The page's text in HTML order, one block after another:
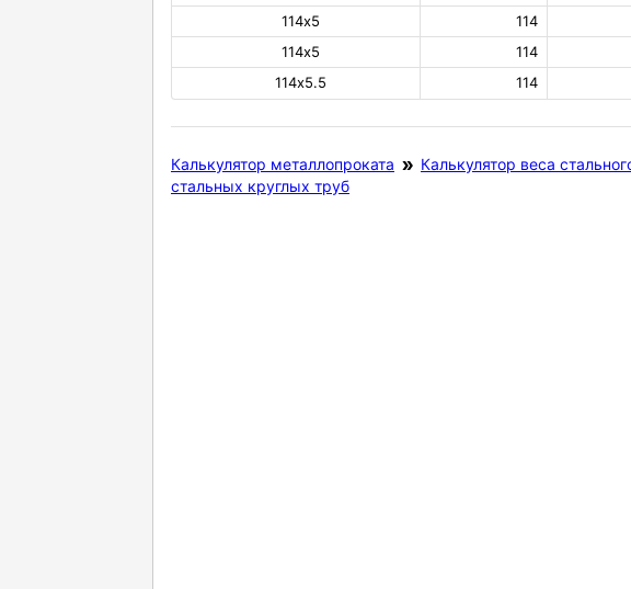
114х5
114
114х5
114
114х5.5
114
Калькулятор металлопроката Калькулятор веса
стальных круглых труб